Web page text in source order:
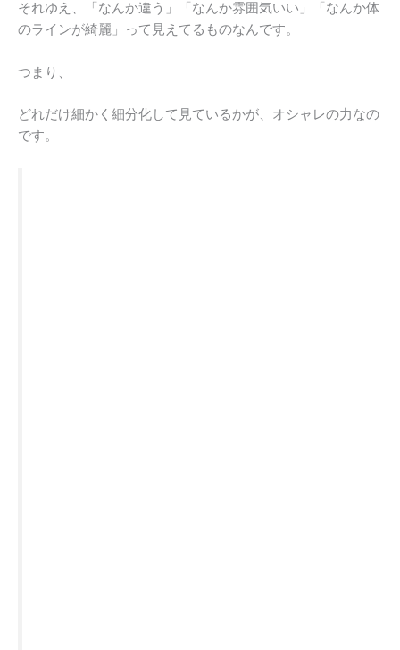
それゆえ、「なんか違う」「なんか雰囲気いい」「なんか体
のラインが綺麗」って見えてるものなんです。
つまり、
どれだけ細かく細分化して見ているかが、オシャレの力なの
です。